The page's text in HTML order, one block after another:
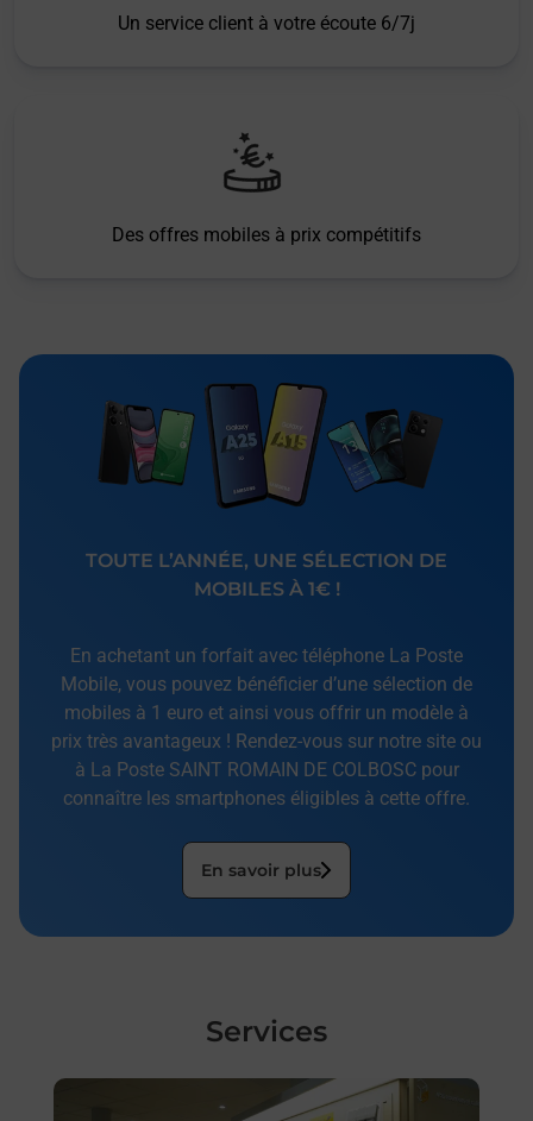
Un service client à votre écoute 6/7j
Des offres mobiles à prix compétitifs
TOUTE L’ANNÉE, UNE SÉLECTION DE
MOBILES À 1€ !
En achetant un forfait avec téléphone La Poste
Mobile, vous pouvez bénéficier d’une sélection de
mobiles à 1 euro et ainsi vous offrir un modèle à
prix très avantageux ! Rendez-vous sur notre site ou
à La Poste SAINT ROMAIN DE COLBOSC pour
connaître les smartphones éligibles à cette offre.
En savoir plus
Services
En savoir plus